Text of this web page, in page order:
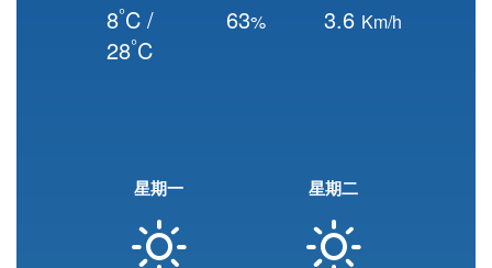
8°C /
28°C
63% 3.6 Km/h
星期一 星期二